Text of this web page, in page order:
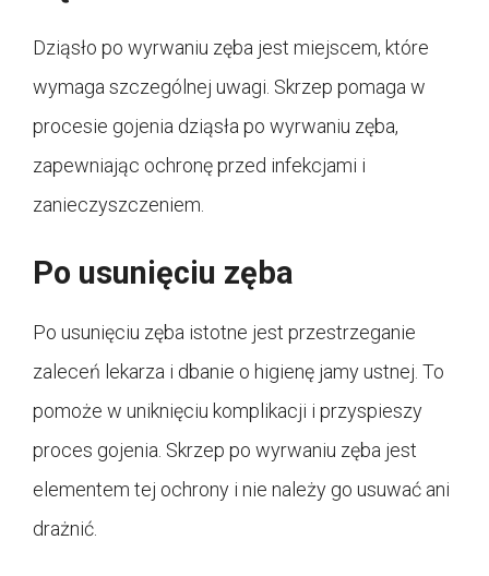
Dziąsło po wyrwaniu zęba jest miejscem, które
wymaga szczególnej uwagi. Skrzep pomaga w
procesie gojenia dziąsła po wyrwaniu zęba,
zapewniając ochronę przed infekcjami i
zanieczyszczeniem.
Po usunięciu zęba
Po usunięciu zęba istotne jest przestrzeganie
zaleceń lekarza i dbanie o higienę jamy ustnej. To
pomoże w uniknięciu komplikacji i przyspieszy
proces gojenia. Skrzep po wyrwaniu zęba jest
elementem tej ochrony i nie należy go usuwać ani
drażnić.